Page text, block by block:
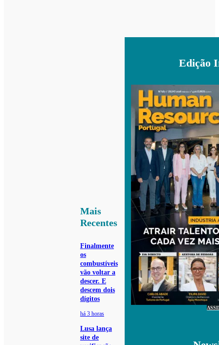
Mais
Recentes
Finalmente
os
combustíveis
vão voltar a
descer. E
descem dois
dígitos
há 3 horas
Lusa lança
site de
Edição